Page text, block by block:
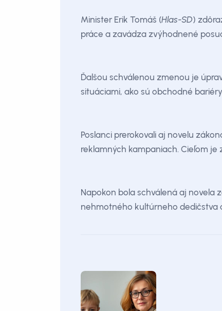
Minister Erik Tomáš (Hlas-SD)
práce a zavádza zvýhodnené
Ďalšou schválenou zmenou je
situáciami, ako sú obchodné
Poslanci prerokovali aj novelu
reklamných kampaniach. Cieľom
Napokon bola schválená aj
nehmotného kultúrneho dedičstva